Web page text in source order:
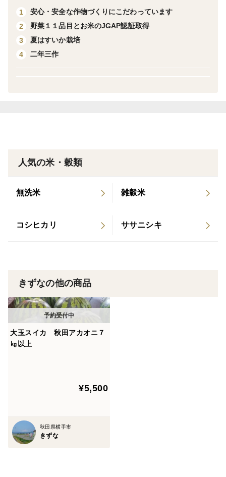
JGAP認証を2018年から取得しています。
＜産地の特徴＞
秋田県南部横手盆地の南西部にあり、奥羽山脈栗駒山系
票番号追跡検索でご確認ください。
1
安心・安全な作物づくりにこだわっています
2
野菜１１品目とお米のJGAP認証取得
3
夏はすいか栽培
4
二年三作
人気の米・穀類
無洗米 雑穀米
コシヒカリ ササニシキ
きずなの他の商品
大玉スイカ 秋田アカオニ７
㎏以上
¥5,500
秋田県横手市
きずな